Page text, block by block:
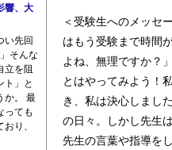
＜受験生へのメッセ
はもう受験まで時間
よね、無理ですか？
とはやってみよう！
き、私は決心しまし
の日々。しかし先生
先生の言葉や指導を
響、大
い先回
そんな
立を阻
ト」と
か。 最
っても
り、